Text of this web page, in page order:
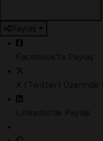
Paylaş
Facebook'ta Paylaş
X (Twitter) Üzerinde
LinkedIn'de Paylaş